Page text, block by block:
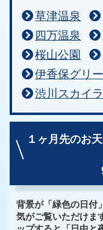
草津温泉
四万温泉
桜山公園
伊香保グリ
渋川スカイ
１ヶ月先のお天
背景が「緑色の日付
気がご覧いただけま